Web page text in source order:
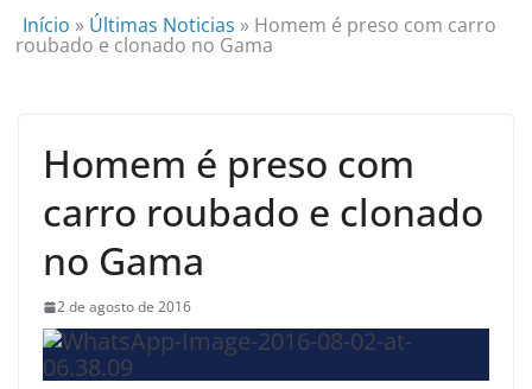
Início » Últimas Noticias » Homem é preso com carro
roubado e clonado no Gama
Homem é preso com
carro roubado e clonado
no Gama
2 de agosto de 2016